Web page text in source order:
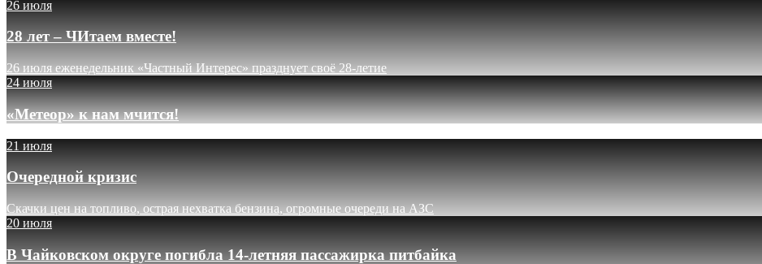
26 июля
28 лет – ЧИтаем вместе!
26 июля еженедельник «Частный Интерес» празднует своё 28-летие
24 июля
«Метеор» к нам мчится!
21 июля
Очередной кризис
Скачки цен на топливо, острая нехватка бензина, огромные очереди на АЗС
20 июля
В Чайковском округе погибла 14-летняя пассажирка питбайка